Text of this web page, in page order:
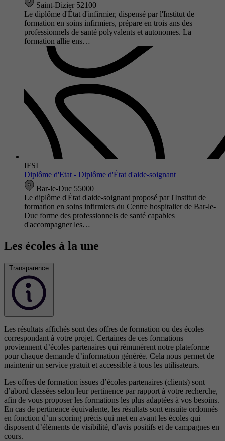
Saint-Dizier 52100
Le diplôme d'État d'infirmier, dispensé par l'Institut de
formation en soins infirmiers, prépare en trois ans des
professionnels de santé polyvalents et autonomes. La
formation allie ens…
IFSI
Diplôme d'Etat - Diplôme d'État d'aide-soignant
Bar-le-Duc 55000
Le diplôme d'État d'aide-soignant proposé par l'Institut de
formation en soins infirmiers du Centre hospitalier de Bar-le-
Duc forme des professionnels de santé capables
d'accompagner les…
Les écoles à la une
Transparence
Les résultats affichés sont des offres de formation ou des écoles
correspondant à votre projet. Certaines de ces formations
proviennent d’écoles partenaires qui rémunèrent notre plateforme
pour chaque demande d’information générée. Cela nous permet de
maintenir un service gratuit et accessible à tous les utilisateurs.
Les offres de formation issues d’écoles partenaires (clients) sont
d’abord classées selon leur pertinence par rapport à votre recherche,
afin de vous proposer les formations les plus adaptées à vos besoins.
En cas de pertinence équivalente, les résultats sont ensuite ordonnés
en fonction d’un scoring précis qui met en avant les écoles qui
disposent d’éléments de visibilité, d’avis positifs et de campagnes en
cours.